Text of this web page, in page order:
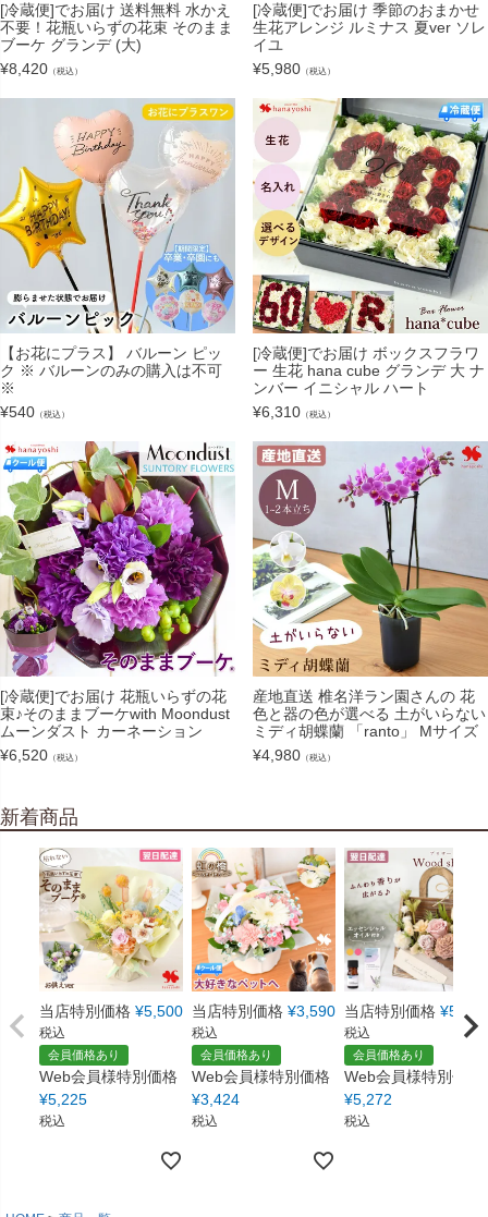
[冷蔵便]でお届け 送料無料 水かえ
不要！花瓶いらずの花束 そのまま
ブーケ グランデ (大)
¥8,420 （税込）
[冷蔵便]でお届け 季節のおまかせ
生花アレンジ ルミナス 夏ver ソレ
イユ
¥5,980 （税込）
【お花にプラス】 バルーン ピッ
ク ※ バルーンのみの購入は不可
※
¥540 （税込）
[冷蔵便]でお届け ボックスフラワ
ー 生花 hana cube グランデ 大 ナ
ンバー イニシャル ハート
¥6,310 （税込）
[冷蔵便]でお届け 花瓶いらずの花
束♪そのままブーケwith Moondust
ムーンダスト カーネーション
¥6,520 （税込）
産地直送 椎名洋ラン園さんの 花
色と器の色が選べる 土がいらない
ミディ胡蝶蘭 「ranto」 Mサイズ
¥4,980 （税込）
新着商品
当店特別価格 ¥5,500
税込
会員価格あり
Web会員様特別価格
¥5,225
税込
当店特別価格 ¥3,590
税込
会員価格あり
Web会員様特別価格
¥3,424
税込
当店特別価格 ¥5,550
税込
会員価格あり
Web会員様特別価格
¥5,272
税込